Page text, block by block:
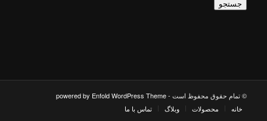
جستجو
© تمام حقوق محفوظ است -powered by Enfold WordPress Theme
خانه
محصولات وبلاگ تماس با ما